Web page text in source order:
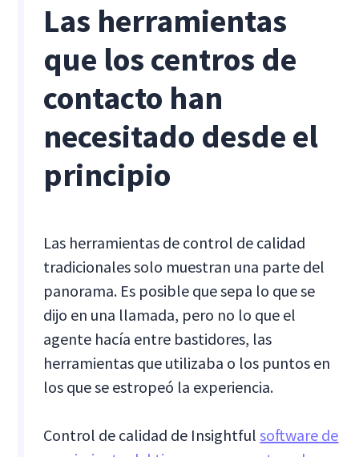
Las herramientas
que los centros de
contacto han
necesitado desde el
principio
Las herramientas de control de calidad
tradicionales solo muestran una parte del
panorama. Es posible que sepa lo que se
dijo en una llamada, pero no lo que el
agente hacía entre bastidores, las
herramientas que utilizaba o los puntos en
los que se estropeó la experiencia.
Control de calidad de Insightfulsoftware de